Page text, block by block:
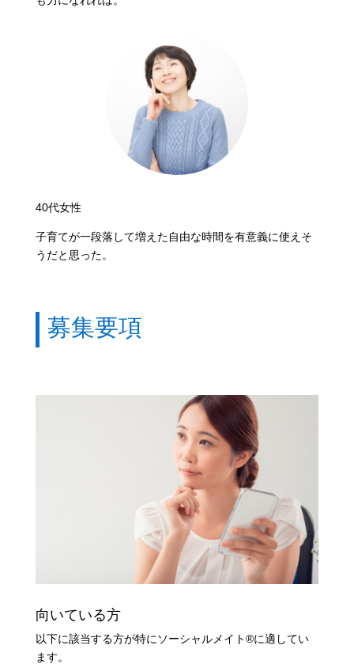
40代女性​
子育てが一段落して増えた自由な時間を有意義に使えそ
うだと思った。
募集要項
向いている方
以下に該当する方が特にソーシャルメイト®に適してい
ます。